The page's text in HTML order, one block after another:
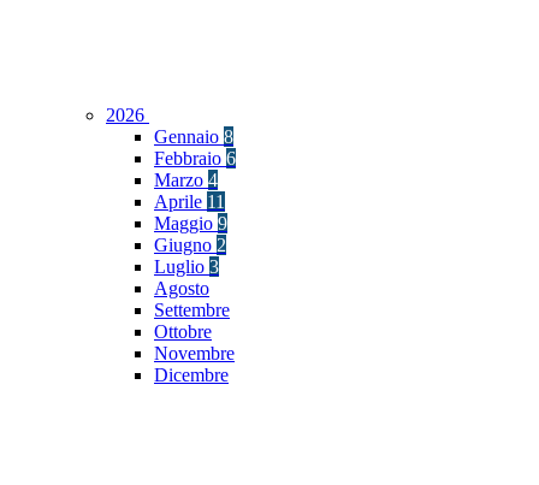
2026
Gennaio 8
Febbraio 6
Marzo 4
Aprile 11
Maggio 9
Giugno 2
Luglio 3
Agosto
Settembre
Ottobre
Novembre
Dicembre